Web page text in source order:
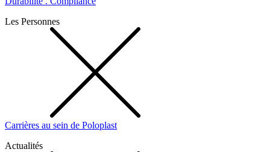
Les Personnes
Carrières au sein de Poloplast
Actualités